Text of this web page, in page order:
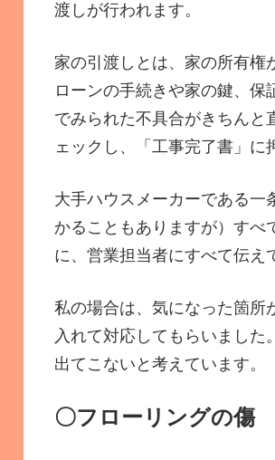
渡しが行われます。
家の引渡しとは、家の所有権
ローンの手続きや家の鍵、
でみられた不具合がきちんと
ェックし、「工事完了書」に
大手ハウスメーカーである一
かることもありますが）すべ
に、営業担当者にすべて伝え
私の場合は、気になった箇所
入れて対応してもらいまし
出てこないと考えています。
〇フローリングの傷